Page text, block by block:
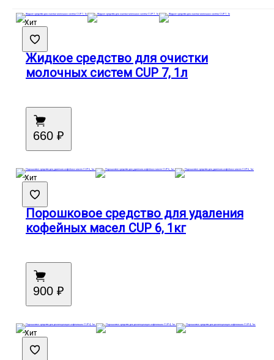
Хит
Жидкое средство для очистки
молочных систем CUP 7, 1л
660 ₽
Хит
Порошковое средство для удаления
кофейных масел CUP 6, 1кг
900 ₽
Хит